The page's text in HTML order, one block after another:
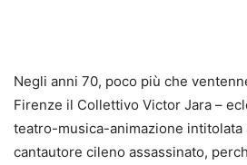
Negli anni 70, poco più che
Firenze il Collettivo Victor Jara –
teatro-musica-animazione intitolata
cantautore cileno assassinato,